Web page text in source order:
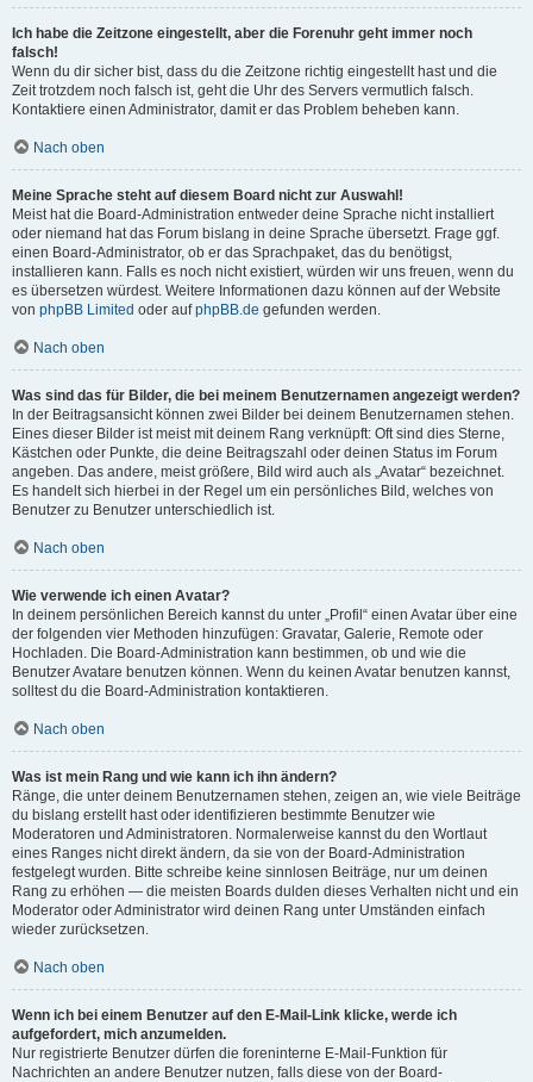
Ich habe die Zeitzone eingestellt, aber die Forenuhr geht immer noch
falsch!
Wenn du dir sicher bist, dass du die Zeitzone richtig eingestellt hast und die
Zeit trotzdem noch falsch ist, geht die Uhr des Servers vermutlich falsch.
Kontaktiere einen Administrator, damit er das Problem beheben kann.
Nach oben
Meine Sprache steht auf diesem Board nicht zur Auswahl!
Meist hat die Board-Administration entweder deine Sprache nicht installiert
oder niemand hat das Forum bislang in deine Sprache übersetzt. Frage ggf.
einen Board-Administrator, ob er das Sprachpaket, das du benötigst,
installieren kann. Falls es noch nicht existiert, würden wir uns freuen, wenn du
es übersetzen würdest. Weitere Informationen dazu können auf der Website
von phpBB Limited oder aufphpBB.de gefunden werden.
Nach oben
Was sind das für Bilder, die bei meinem Benutzernamen angezeigt werden?
In der Beitragsansicht können zwei Bilder bei deinem Benutzernamen stehen.
Eines dieser Bilder ist meist mit deinem Rang verknüpft: Oft sind dies Sterne,
Kästchen oder Punkte, die deine Beitragszahl oder deinen Status im Forum
angeben. Das andere, meist größere, Bild wird auch als „Avatar“ bezeichnet.
Es handelt sich hierbei in der Regel um ein persönliches Bild, welches von
Benutzer zu Benutzer unterschiedlich ist.
Nach oben
Wie verwende ich einen Avatar?
In deinem persönlichen Bereich kannst du unter „Profil“ einen Avatar über eine
der folgenden vier Methoden hinzufügen: Gravatar, Galerie, Remote oder
Hochladen. Die Board-Administration kann bestimmen, ob und wie die
Benutzer Avatare benutzen können. Wenn du keinen Avatar benutzen kannst,
solltest du die Board-Administration kontaktieren.
Nach oben
Was ist mein Rang und wie kann ich ihn ändern?
Ränge, die unter deinem Benutzernamen stehen, zeigen an, wie viele Beiträge
du bislang erstellt hast oder identifizieren bestimmte Benutzer wie
Moderatoren und Administratoren. Normalerweise kannst du den Wortlaut
eines Ranges nicht direkt ändern, da sie von der Board-Administration
festgelegt wurden. Bitte schreibe keine sinnlosen Beiträge, nur um deinen
Rang zu erhöhen — die meisten Boards dulden dieses Verhalten nicht und ein
Moderator oder Administrator wird deinen Rang unter Umständen einfach
wieder zurücksetzen.
Nach oben
Wenn ich bei einem Benutzer auf den E-Mail-Link klicke, werde ich
aufgefordert, mich anzumelden.
Nur registrierte Benutzer dürfen die foreninterne E-Mail-Funktion für
Nachrichten an andere Benutzer nutzen, falls diese von der Board-